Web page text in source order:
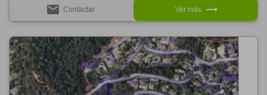
email Contactar Ver más trending_flat
Previous Next